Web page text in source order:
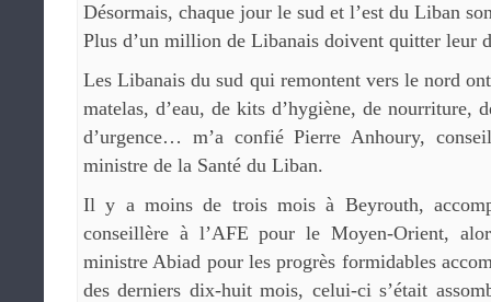
Désormais, chaque jour le sud et l’est du Liban
Plus d’un million de Libanais doivent quitter leur
Les Libanais du sud qui remontent vers le nord
matelas, d’eau, de kits d’hygiène, de nourriture,
d’urgence… m’a confié Pierre Anhoury,
ministre de la Santé du Liban.
Il y a moins de trois mois à Beyrouth,
conseillère à l’AFE pour le Moyen-Orient,
ministre Abiad pour les progrès formidables
des derniers dix-huit mois, celui-ci s’était